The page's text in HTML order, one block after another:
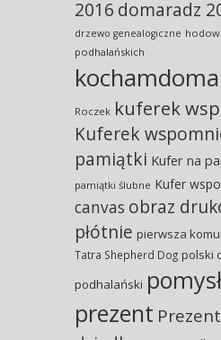
2016 domaradz
drzewo genealogiczne
podhalańskich
Roczek kuferek
Kuferek
pamiątki Kufer na
pamiątki ślubne Kufer
canvas obraz
płótnie pierwsza
Tatra Shepherd Dog polski
podhalański
prezent